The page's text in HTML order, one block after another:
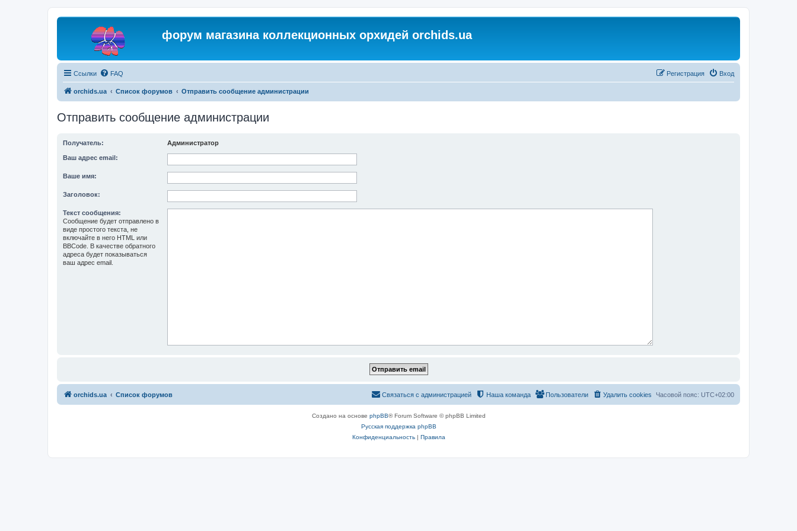
форум магазина коллекционных орхидей orchids.ua
Ссылки FAQ Вход
Регистрация
orchids.ua Список форумов Отправить сообщение администрации
Отправить сообщение администрации
Получатель: Администратор
Ваш адрес email:
Ваше имя:
Заголовок:
Текст сообщения:
Сообщение будет отправлено в
виде простого текста, не
включайте в него HTML или
BBCode. В качестве обратного
адреса будет показываться
ваш адрес email.
orchids.ua Список форумов Часовой пояс: UTC+02:00
Удалить cookies
Пользователи
Наша команда
Связаться с администрацией
Создано на основе phpBB® Forum Software © phpBB Limited
Русская поддержка phpBB
Конфиденциальность| Правила